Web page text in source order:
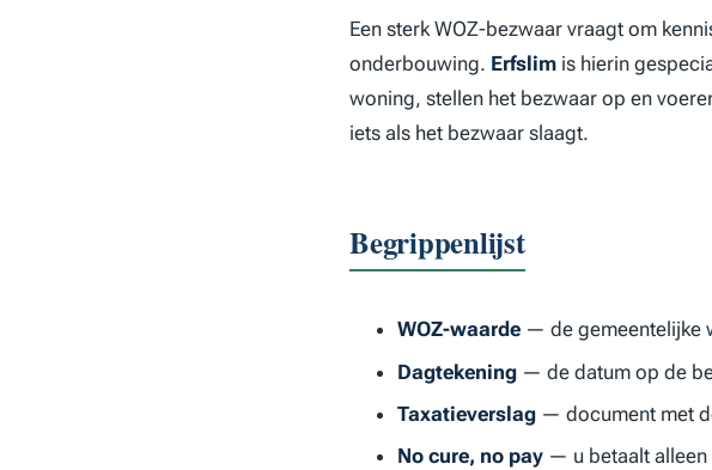
Een sterk WOZ-bezwaar vraagt om
onderbouwing. Erfslim is hierin
woning, stellen het bezwaar op en
iets als het bezwaar slaagt.
Begrippenlijst
WOZ-waarde — de gemeentelijke
Dagtekening — de datum op de
Taxatieverslag — document met
No cure, no pay — u betaalt alleen